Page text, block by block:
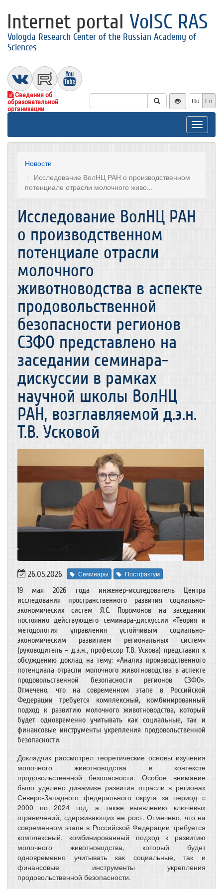
Internet portal VolSC RAS
Vologda Research Center of the Russian Academy of
Sciences
Сведения об
образовательной
организации
Ru En
Toggle
Новости
Исследование ВолНЦ РАН о производственном
потенциале отрасли молочного живо...
Исследование ВолНЦ РАН
о производственном
потенциале отрасли
молочного
животноводства в аспекте
продовольственной
безопасности регионов
СЗФО представлено на
заседании семинара-
дискуссии в рамках
научной школы ВолНЦ
РАН, возглавляемой д.э.н.
Т.В. Усковой
26.05.2026 Семинары Постфактум
19 мая 2026 года инженер-исследователь Центра
исследования пространственного развития социально-
экономических систем Я.С. Поромонов на заседании
постоянно действующего семинара-дискуссии «Теория и
методология управления устойчивым социально-
экономическим развитием региональных систем»
(руководитель – д.э.н., профессор Т.В. Ускова) представил к
обсуждению доклад на тему: «Анализ производственного
потенциала отрасли молочного животноводства в аспекте
продовольственной безопасности регионов CЗФО».
Отмечено, что на современном этапе в Российской
Федерации требуется комплексный, комбинированный
подход к развитию молочного животноводства, который
будет одновременно учитывать как социальные, так и
финансовые инструменты укрепления продовольственной
безопасности.
Докладчик рассмотрел теоретические основы изучения
молочного животноводства в контексте
продовольственной безопасности. Особое внимание
было уделено динамике развития отрасли в регионах
Северо-Западного федерального округа за период с
2000 по 2024 год, а также выявлению ключевых
ограничений, сдерживающих ее рост. Отмечено, что на
современном этапе в Российской Федерации требуется
комплексный, комбинированный подход к развитию
молочного животноводства, который будет
одновременно учитывать как социальные, так и
финансовые инструменты укрепления
продовольственной безопасности.